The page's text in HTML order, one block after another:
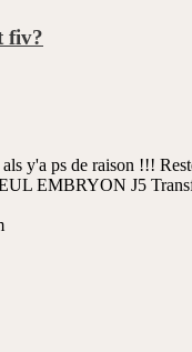
fiv?
y'a ps de raison !!!
EMBRYON J5